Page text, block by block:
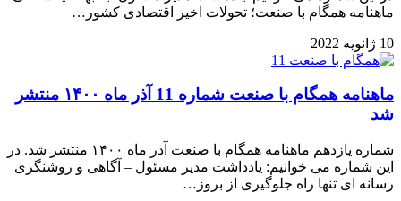
ماهنامه همگام با صنعت؛ تحولات اخیر اقتصادی کشور…
10 ژانویه 2022
ماهنامه همگام با صنعت شماره 11 آذر ماه ۱۴۰۰ منتشر
شد
شماره یازدهم ماهنامه همگام با صنعت آذر ماه ۱۴۰۰ منتشر شد. در
این شماره می خوانیم: یادداشت مدیر مسئول – آگاهی و روشنگری
رسانه ای تنها راه جلوگیری از بروز…